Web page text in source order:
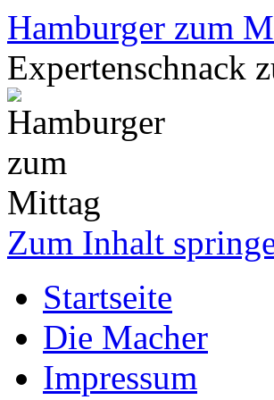
Hamburger zum
Expertenschnack
Zum Inhalt
Startseite
Die Macher
Impressum